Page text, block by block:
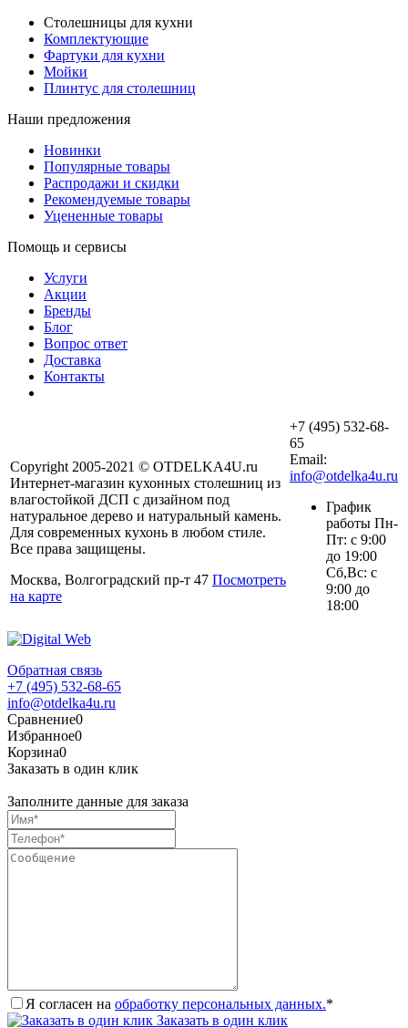
Столешницы для кухни
Комплектующие
Фартуки для кухни
Мойки
Плинтус для столешниц
Наши предложения
Новинки
Популярные товары
Распродажи и скидки
Рекомендуемые товары
Уцененные товары
Помощь и сервисы
Услуги
Акции
Бренды
Блог
Вопрос ответ
Доставка
Контакты
Copyright 2005-2021 © OTDELKA4U.ru
Интернет-магазин кухонных столешниц из
влагостойкой ДСП с дизайном под
натуральное дерево и натуральный камень.
Для современных кухонь в любом стиле.
Все права защищены.
Москва, Волгоградский пр-т 47 Посмотреть
на карте
+7 (495) 532-68-
65
Email:
info@otdelka4u.ru
График
работы Пн-
Пт: с 9:00
до 19:00
Сб,Вс: с
9:00 до
18:00
Обратная связь
+7 (495) 532-68-65
info@otdelka4u.ru
Сравнение0
Избранное0
Корзина0
Заказать в один клик
Заполните данные для заказа
Я согласен на обработку персональных данных.*
Заказать в один клик